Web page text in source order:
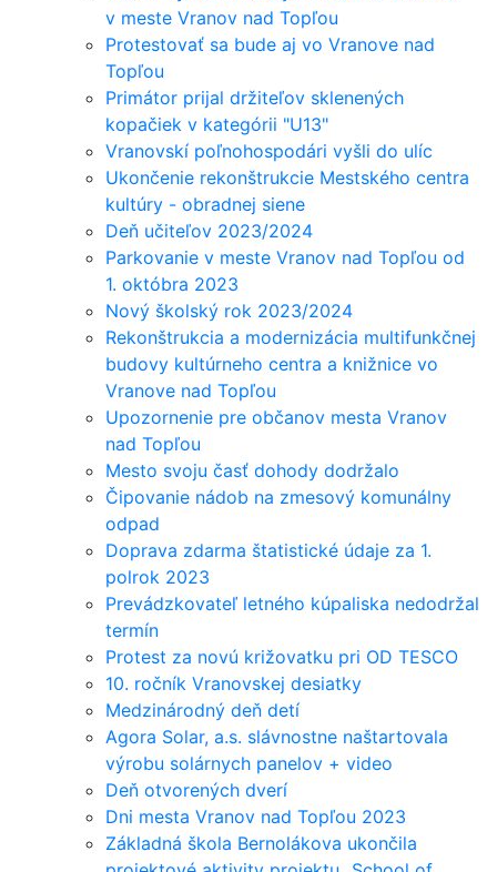
v meste Vranov nad Topľou
Protestovať sa bude aj vo Vranove nad
Topľou
Primátor prijal držiteľov sklenených
kopačiek v kategórii "U13"
Vranovskí poľnohospodári vyšli do ulíc
Ukončenie rekonštrukcie Mestského centra
kultúry - obradnej siene
Deň učiteľov 2023/2024
Parkovanie v meste Vranov nad Topľou od
1. októbra 2023
Nový školský rok 2023/2024
Rekonštrukcia a modernizácia multifunkčnej
budovy kultúrneho centra a knižnice vo
Vranove nad Topľou
Upozornenie pre občanov mesta Vranov
nad Topľou
Mesto svoju časť dohody dodržalo
Čipovanie nádob na zmesový komunálny
odpad
Doprava zdarma štatistické údaje za 1.
polrok 2023
Prevádzkovateľ letného kúpaliska nedodržal
termín
Protest za novú križovatku pri OD TESCO
10. ročník Vranovskej desiatky
Medzinárodný deň detí
Agora Solar, a.s. slávnostne naštartovala
výrobu solárnych panelov + video
Deň otvorených dverí
Dni mesta Vranov nad Topľou 2023
Základná škola Bernolákova ukončila